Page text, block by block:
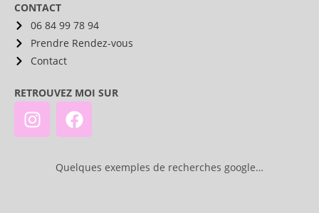
CONTACT
06 84 99 78 94
Prendre Rendez-vous
Contact
RETROUVEZ MOI SUR
Quelques exemples de recherches google…